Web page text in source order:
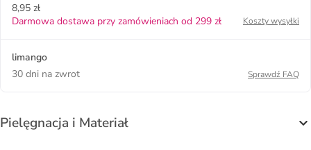
8,95 zł
Darmowa dostawa przy zamówieniach od 299 zł
Koszty wysyłki
limango
30 dni na zwrot
Sprawdź FAQ
Pielęgnacja i Materiał